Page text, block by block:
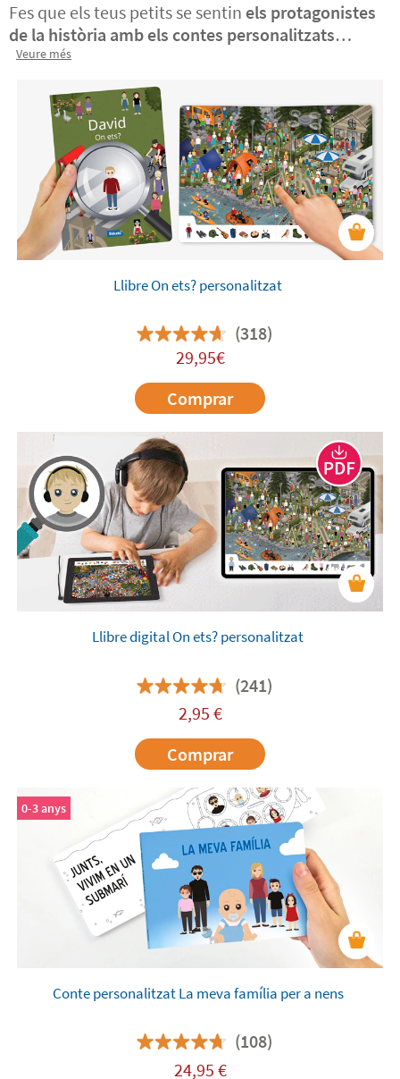
Fes que els teus petits se sentin els protagonistes
de la història amb els contes personalitzats
Stikets. Crea el seu Twinie®️ i els de la teva família
regal únic! Els llibres personalitzats són un recurs
pedagògic ideal per reforçar l'autoestima dels
nens i ajudar-los a desenvolupar la seva
intel·ligència emocional. Descobreix a Stikets
teusllibres personalitzats per a nenspreferits i
personalitza'ls amb els vostres propis Twinies®️.
Veure més
Llibre On ets? personalitzat
(318)
29,95€
Comprar
Llibre digital On ets? personalitzat
(241)
2,95 €
Comprar
0-3 anys
Conte personalitzat La meva família per a nens
(108)
24,95 €